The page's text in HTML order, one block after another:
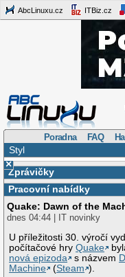
AbcLinuxu.cz ITBiz.cz
Poradna FAQ
Styl
×
Zprávičky
Pracovní nabídky
Quake: Dawn of the
dnes 04:44 | IT novinky
U příležitosti 30. výročí
počítačové hryQuake
nová epizoda
s názvem
Machine
(Steam ).